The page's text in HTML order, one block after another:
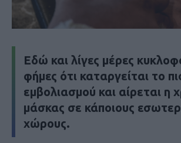
Εδώ και λίγες μέρες
φήμες ότι καταργείται το
εμβολιασμού και αίρεται η
μάσκας σε κάποιους
χώρους.